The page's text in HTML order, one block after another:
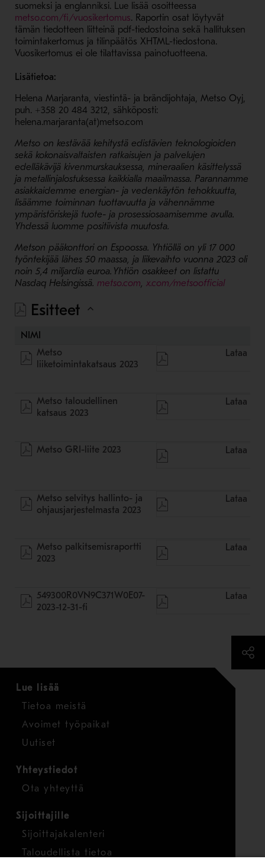
suomeksi ja englanniksi. Lue lisää osoitteessa
metso.com/fi/vuosikertomus- Avaa uudessa ikkunassa
. Raportin osat löytyvät
tämän tiedotteen liitteinä pdf-tiedostoina sekä hallituksen
toimintakertomus ja tilinpäätös XHTML-tiedostona.
Vuosikertomus ei ole tilattavissa painotuotteena.
Lisätietoa:
Helena Marjaranta, viestintä- ja brändijohtaja, Metso Oyj,
puh. +358 20 484 3212, sähköposti:
helena.marjaranta(at)metso.com
Metso on kestävää kehitystä edistävien teknologioiden
sekä kokonaisvaltaisten ratkaisujen ja palvelujen
edelläkävijä kivenmurskauksessa, mineraalien käsittelyssä
ja metallinjalostuksessa kaikkialla maailmassa. Parannamme
asiakkaidemme energian- ja vedenkäytön tehokkuutta,
lisäämme toiminnan tuottavuutta ja vähennämme
ympäristöriskejä tuote- ja prosessiosaamisemme avulla.
Yhdessä luomme positiivista muutosta.
Metson pääkonttori on Espoossa. Yhtiöllä on yli 17 000
työntekijää lähes 50 maassa, ja liikevaihto vuonna 2023 oli
noin 5,4 miljardia euroa. Yhtiön osakkeet on listattu
Nasdaq Helsingissä. metso.com- Avaa uudessa ikkunassa
, x.com/metsoofficial- Avaa
Esitteet
NIMI
Metso
liiketoimintakatsaus 2023
Lataa
Metso taloudellinen
katsaus 2023
Lataa
Metso GRI-liite 2023 Lataa
Metso selvitys hallinto- ja
ohjausjarjestelmasta 2023
Lataa
Metso palkitsemisraportti
2023
Lataa
549300R0VN9C371W0E07-
2023-12-31-fi
Lataa
Lue lisää
Tietoa meistä
Avoimet työpaikat
Uutiset
Yhteystiedot
Ota yhteyttä
Sijoittajille
Sijoittajakalenteri
Taloudellista tietoa